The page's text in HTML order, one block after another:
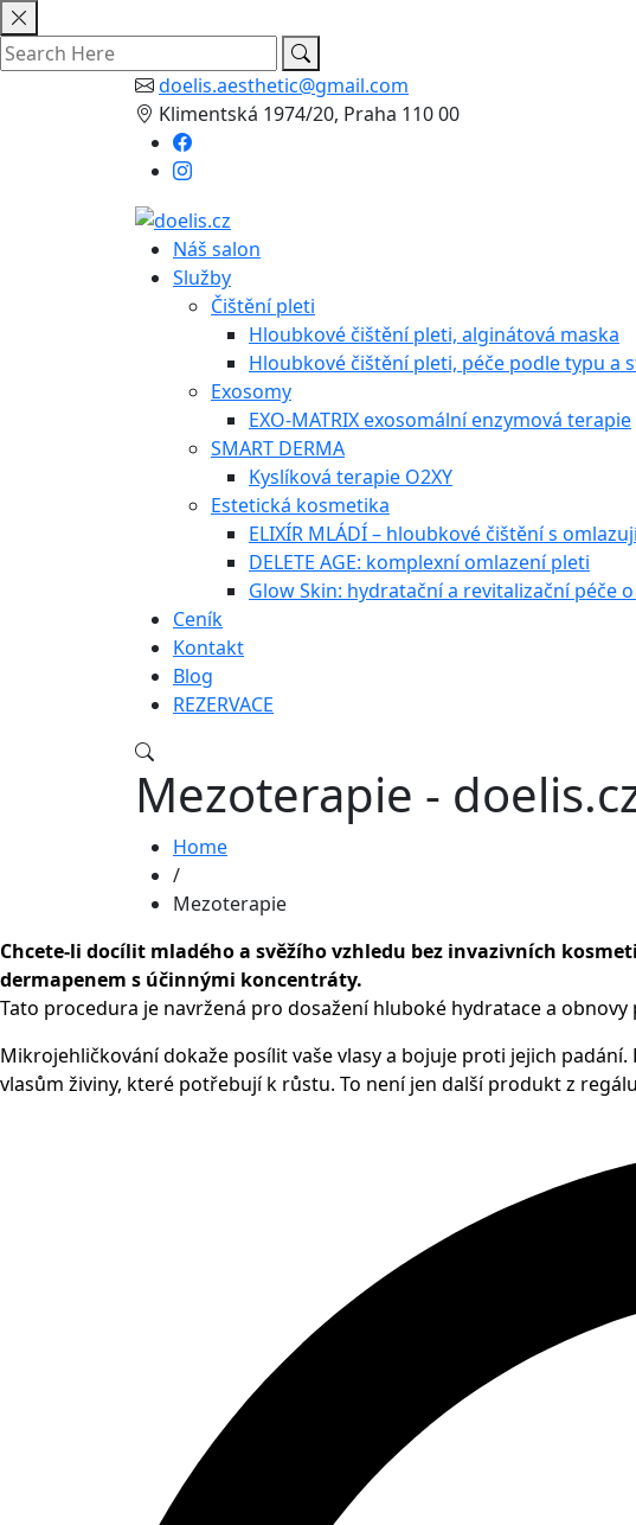
Skip
to
content
doelis.aesthetic@gmail.com
Klimentská 1974/20, Praha 110 00
Náš salon
Služby
Čištění pleti
Hloubkové čištění pleti, alginátová maska
Hloubkové čištění pleti, péče podle typu a
Exosomy
EXO-MATRIX exosomální enzymová terapie
SMART DERMA
Kyslíková terapie O2XY
Estetická kosmetika
ELIXÍR MLÁDÍ – hloubkové čištění s
DELETE AGE: komplexní omlazení pleti
Glow Skin: hydratační a revitalizační péče
Ceník
Kontakt
Blog
REZERVACE
Mezoterapie -
Home
/
Mezoterapie
Chcete-li docílit mladého a svěžího vzhledu bez invazivních
dermapenem s účinnými koncentráty.
Tato procedura je navržená pro dosažení hluboké hydratace a
Mikrojehličkování dokaže posílit vaše vlasy a bojuje proti jejich
vlasům živiny, které potřebují k růstu. To není jen další produkt z